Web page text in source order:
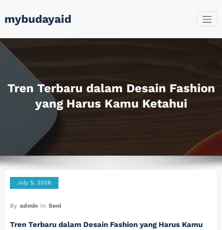
to
content
mybudayaid
Tren Terbaru dalam Desain Fashion
yang Harus Kamu Ketahui
July 5, 2026
By admin In Seni
Tren Terbaru dalam Desain Fashion yang Harus Kamu